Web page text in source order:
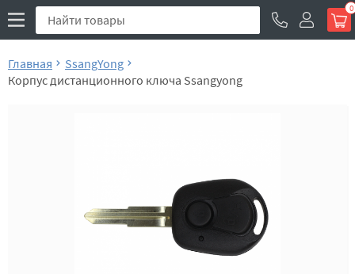
0
Главная
SsangYong
Корпус дистанционного ключа Ssangyong